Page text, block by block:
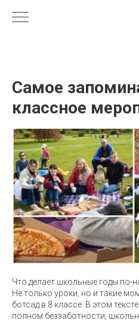
Самое
классное
Что делает школьные годы
Не только уроки, но и такие
ботсад в 8 классе. В этом
полном беззаботности,